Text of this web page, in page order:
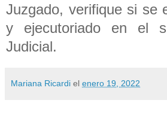
Juzgado, verifique si se
y ejecutoriado en el
Judicial.
Mariana Ricardi el enero 19, 2022